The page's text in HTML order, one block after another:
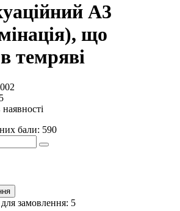
А3
що
темряві
5
бали: 590
для замовлення: 5